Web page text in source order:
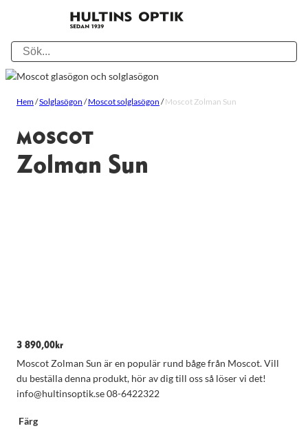
Hem/Solglasögon /Moscot solglasögon /Moscot Zolman Sun
MOSCOT
Zolman Sun
3 890,00 kr
Moscot Zolman Sun är en populär rund båge från Moscot. Vill
du beställa denna produkt, hör av dig till oss så löser vi det!
info@hultinsoptik.se 08-6422322
Färg